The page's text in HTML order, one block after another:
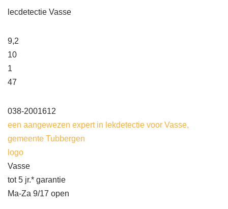
lecdetectie Vasse
9,2
10
1
47
038-2001612
een aangewezen expert in lekdetectie voor Vasse,
gemeente Tubbergen
logo
Vasse
tot 5 jr.* garantie
Ma-Za 9/17 open